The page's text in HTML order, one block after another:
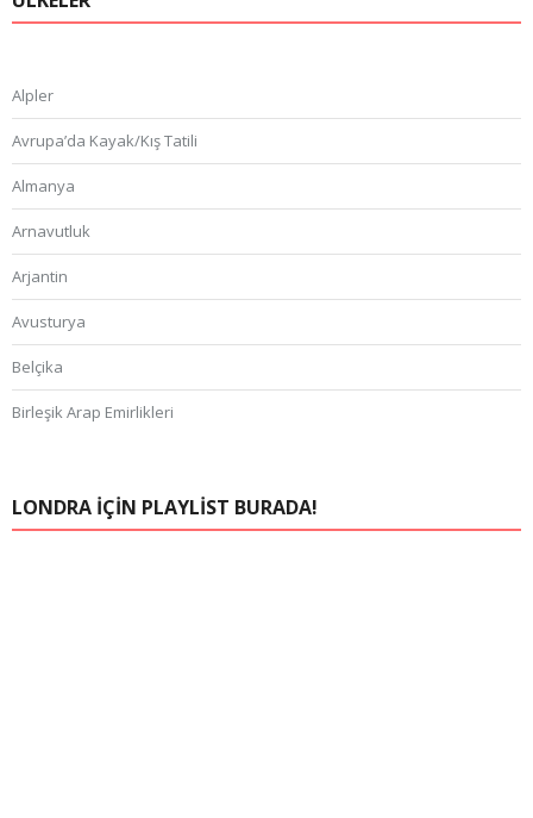
Alpler
Avrupa’da Kayak/Kış Tatili
Almanya
Arnavutluk
Arjantin
Avusturya
Belçika
Birleşik Arap Emirlikleri
Brezilya
LONDRA IÇIN PLAYLIST BURADA!